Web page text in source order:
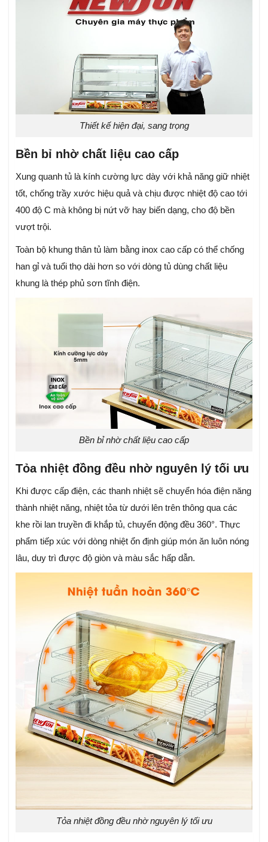
Thiết kế hiện đại, sang trọng
Bền bỉ nhờ chất liệu cao cấp
Xung quanh tủ là kính cường lực dày với khả năng giữ nhiệt
tốt, chống trầy xước hiệu quả và chịu được nhiệt độ cao tới
400 độ C mà không bị nứt vỡ hay biến dạng, cho độ bền
vượt trội.
Toàn bộ khung thân tủ làm bằng inox cao cấp có thể chống
han gỉ và tuổi thọ dài hơn so với dòng tủ dùng chất liệu
khung là thép phủ sơn tĩnh điện.
Bền bỉ nhờ chất liệu cao cấp
Tỏa nhiệt đồng đều nhờ nguyên lý tối ưu
Khi được cấp điện, các thanh nhiệt sẽ chuyển hóa điện năng
thành nhiệt năng, nhiệt tỏa từ dưới lên trên thông qua các
khe rồi lan truyền đi khắp tủ, chuyển động đều 360°. Thực
phẩm tiếp xúc với dòng nhiệt ổn định giúp món ăn luôn nóng
lâu, duy trì được độ giòn và màu sắc hấp dẫn.
Tỏa nhiệt đồng đều nhờ nguyên lý tối ưu